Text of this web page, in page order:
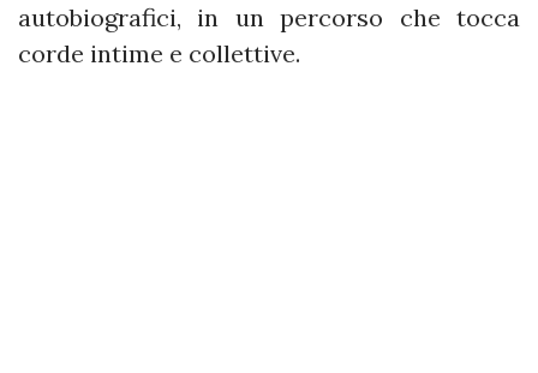
autobiografici, in un percorso che tocca
corde intime e collettive.